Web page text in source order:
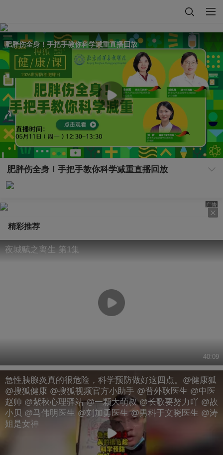
肥胖伤全身！手把手教你科学减重直播回放
肥胖伤全身！手把手教你科学减重直播回放
广告
精彩推荐
夜城赋之离生 第1集
40:09
急性胰腺炎真的很危险，科学预防做好这四点。@健康狐
@搜狐健康 @搜狐视频官方小助手 @普外耿医生 @中医
赵帅 @紫秋心理驿站 @一颗大萌叔 @长歌要努力吖 @故
小贝 @马伟明医生 @刘加勇医生 @男科于文晓医生 @涛
姐是女神